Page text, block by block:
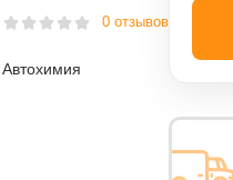
0 отзывов
Автохимия